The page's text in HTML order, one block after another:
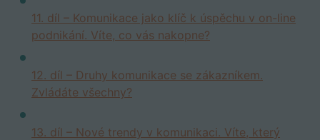
11. díl – Komunikace jako klíč k úspěchu v on-line
podnikání. Víte, co vás nakopne?
12. díl – Druhy komunikace se zákazníkem.
Zvládáte všechny?
13. díl – Nové trendy v komunikaci. Víte, který